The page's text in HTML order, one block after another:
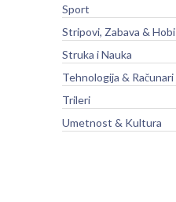
Sport
Stripovi, Zabava & Hobi
Struka i Nauka
Tehnologija & Računari
Trileri
Umetnost & Kultura